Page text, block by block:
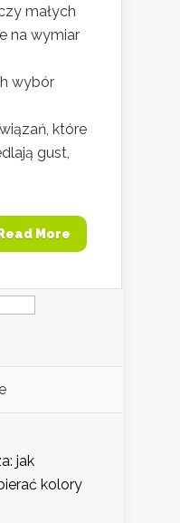
małych
na wymiar
wybór
które
gust,
Read More
jak
kolory